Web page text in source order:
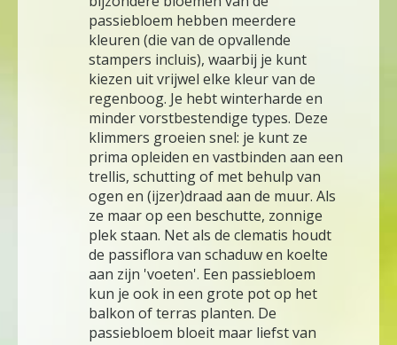
passiebloem hebben meerdere
kleuren (die van de opvallende
stampers incluis), waarbij je kunt
kiezen uit vrijwel elke kleur van de
regenboog. Je hebt winterharde en
minder vorstbestendige types. Deze
klimmers groeien snel: je kunt ze
prima opleiden en vastbinden aan een
trellis, schutting of met behulp van
ogen en (ijzer)draad aan de muur. Als
ze maar op een beschutte, zonnige
plek staan. Net als de clematis houdt
de passiflora van schaduw en koelte
aan zijn 'voeten'. Een passiebloem
kun je ook in een grote pot op het
balkon of terras planten. De
passiebloem bloeit maar liefst van